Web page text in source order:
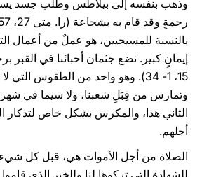
وذهب بنفسه إلى بيلاطس وطلب جسد
بالنسبة للمسيحيين، هو عملٌ من أعمال
15، 1- 34). وهو واحد من الطقوس التي
وتمارس من قِبَلِ شعبنا، ولا سيما في
الثاني هذا، والمكرس بشكل خاص لتذكار
أجلهم.
الصلاة من أجل الأموات هي، قبل كل
للشهادة التي تركوها لنا وللخير الذي